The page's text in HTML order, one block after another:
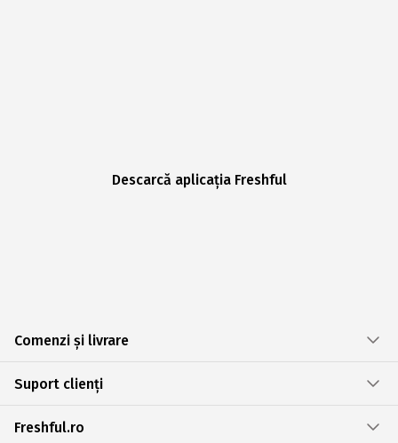
Descarcă aplicația Freshful
Comenzi și livrare
Suport clienți
Freshful.ro